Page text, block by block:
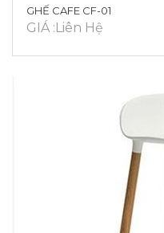
GHẾ CAFE CF-01
GIÁ :Liên Hệ